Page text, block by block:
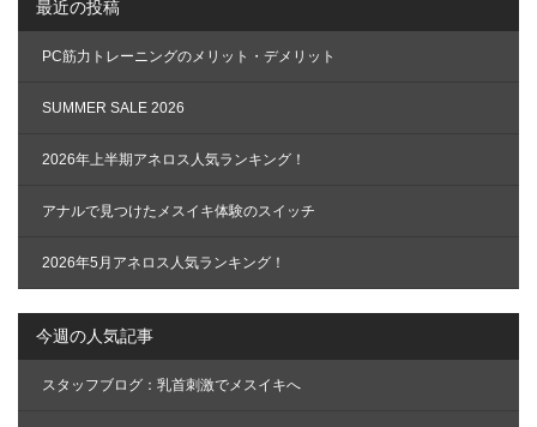
ョ
ン
最近の投稿
PC筋力トレーニングのメリット・デメリット
SUMMER SALE 2026
2026年上半期アネロス人気ランキング！
アナルで見つけたメスイキ体験のスイッチ
2026年5月アネロス人気ランキング！
今週の人気記事
スタッフブログ：乳首刺激でメスイキへ